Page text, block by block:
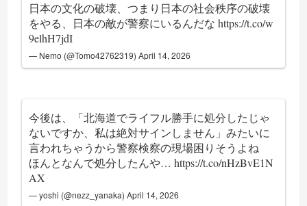
日本の文化の破壊、つまり日本の社会秩序の破壊
をやる、日本の敵が警察にいるんだなhttps://t.co/w
9elhH7jdI
— Nemo (@Tomo42762319)April 14, 2026
今後は、「北海道でライフル勝手に処分したじゃ
ないですか、私は絶対サインしません」みたいに
言われちゃうから警察検察の現場困りそうよね
ほんとなんで処分したんや…https://t.co/nHzBvE1N
AX
— yoshi (@nezz_yanaka)April 14, 2026